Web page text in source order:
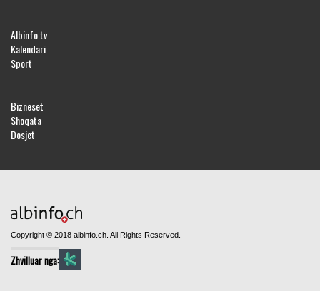
Albinfo.tv
Kalendari
Sport
Bizneset
Shoqata
Dosjet
Copyright © 2018 albinfo.ch. All Rights Reserved.
Zhvilluar nga: